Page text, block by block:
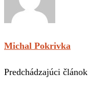
Michal Pokrivka
Predchádzajúci článok